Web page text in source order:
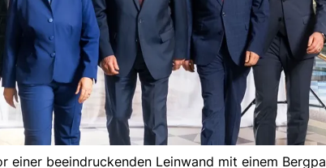
beeindruckenden Leinwand mit einem